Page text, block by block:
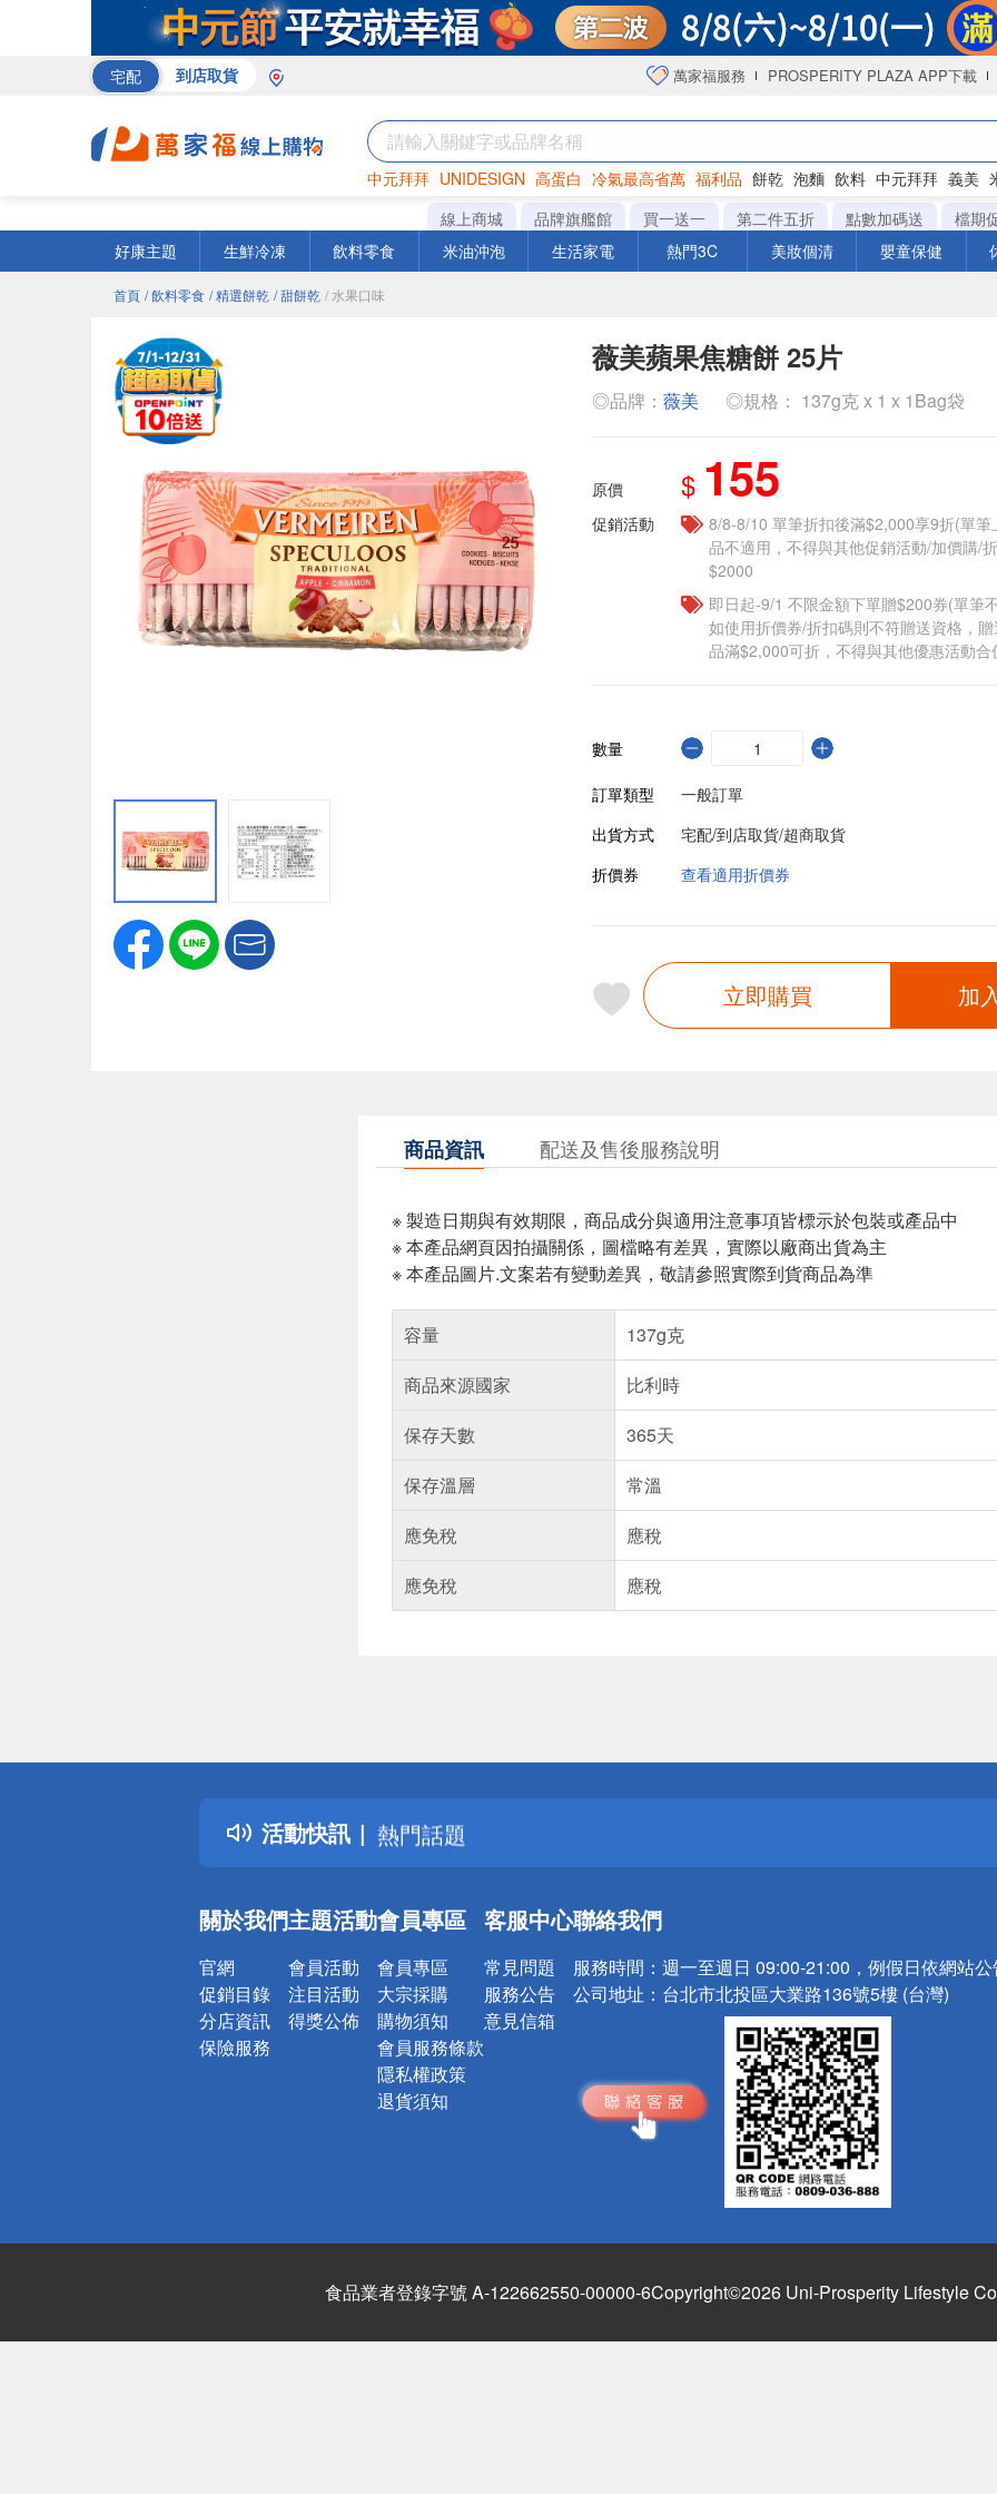
宅配 到店取貨 萬家福服務 PROSPERITY PLAZA APP下載
中元拜拜 UNIDESIGN 高蛋白 冷氣最高省萬 福利品 餅乾 泡麵 飲料 中元拜拜 義美
罐頭 咖啡 海苔
線上商城 品牌旗艦館 買一送一 第二件五折 點數加碼送 檔期
好康主題
生鮮冷凍 飲料零食 米油沖泡 生活家電 熱門3C 美妝個清 嬰童保健
首頁 / 飲料零食 / 精選餅乾 / 甜餅乾 / 水果口味
薇美蘋果焦糖餅 25片
◎品牌： 薇美 ◎規格： 137g克 x 1 x 1Bag袋
原價 $ 155
促銷活動
8/8-8/10 單筆折扣後滿$2,000享9折(單
品不適用，不得與其他促銷活動/加價購/
$2000
即日起-9/1 不限金額下單贈$200券(單筆
如使用折價券/折扣碼則不符贈送資格，
品滿$2,000可折，不得與其他優惠活動合
數量
訂單類型
一般訂單
出貨方式
宅配/到店取貨/超商取貨
折價券
查看適用折價券
立即購買 加
商品資訊 配送及售後服務說明
※ 製造日期與有效期限，商品成分與適用注意事項皆標示於包裝或產品中
※ 本產品網頁因拍攝關係，圖檔略有差異，實際以廠商出貨為主
※ 本產品圖片.文案若有變動差異，敬請參照實際到貨商品為準
容量
137g克
商品來源國家
比利時
保存天數
365天
保存溫層
常溫
應免稅
應稅
應免稅
應稅
活動快訊
詐騙網頁！請小心！
得獎公告
熱門話題
銀行優惠
詐騙網頁！請小心！
關於我們
官網
促銷目錄
分店資訊
保險服務
主題活動
會員活動
注目活動
得獎公佈
會員專區
會員專區
大宗採購
購物須知
會員服務條款
隱私權政策
退貨須知
客服中心
常見問題
服務公告
意見信箱
聯絡我們
服務時間： 週一至週日 09:00-21:00，例假日依網站
公司地址： 台北市北投區大業路136號5樓 (台灣)
食品業者登錄字號 A-122662550-00000-6Copyright©2026 Uni-Prosperity Lifestyle